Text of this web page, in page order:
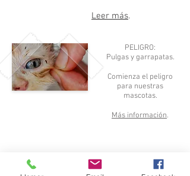
Leer más.
PELIGRO:
Pulgas y garrapatas.
Comienza el peligro
para nuestras
mascotas.
Más información.